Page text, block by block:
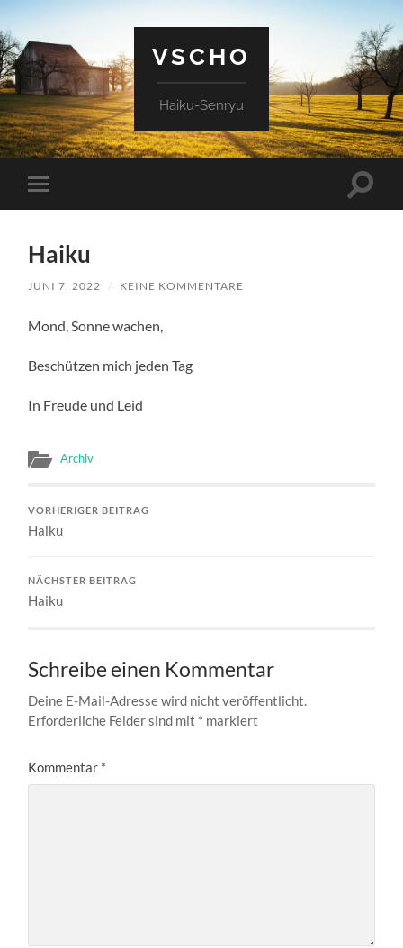
VSCHO
Haiku-Senryu
Mobile-
Menü
Haiku
JUNI 7, 2022 / KEINE KOMMENTARE
Mond, Sonne wachen,
Beschützen mich jeden Tag
In Freude und Leid
Archiv
VORHERIGER BEITRAG
Haiku
NÄCHSTER BEITRAG
Haiku
Schreibe einen Kommentar
Deine E-Mail-Adresse wird nicht veröffentlicht.
Erforderliche Felder sind mit * markiert
Kommentar *